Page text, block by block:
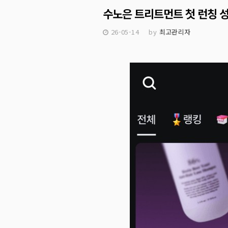
수노은 트리트먼트 첫 런칭
26-05-14 by 최고관리자